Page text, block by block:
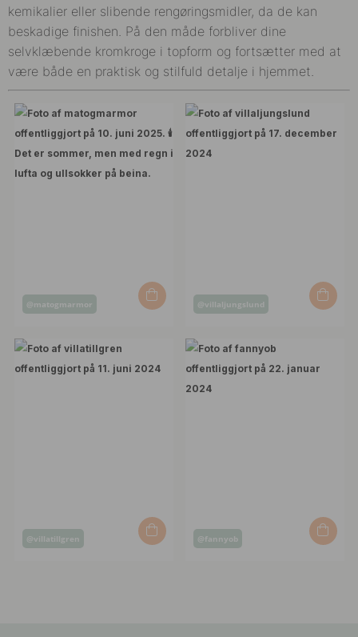
kemikalier eller slibende rengøringsmidler, da de kan
beskadige finishen. På den måde forbliver dine
selvklæbende kromkroge i topform og fortsætter med at
være både en praktisk og stilfuld detalje i hjemmet.
Opslag
af
@matogmarmor
Opslag
af
@villaljungslund
Opslag
@villatillgren
Opslag
@fannyob